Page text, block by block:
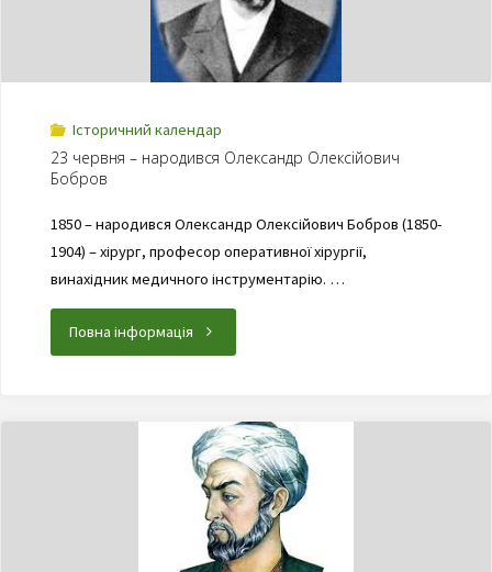
Історичний календар
23 червня – народився Олександр Олексійович
Бобров
1850 – народився Олександр Олексійович Бобров (1850-
1904) – хірург, професор оперативної хірургії,
винахідник медичного інструментарію. …
Повна інформація